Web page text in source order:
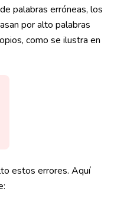
palabras erróneas, los
por alto palabras
como se ilustra en
estos errores. Aquí